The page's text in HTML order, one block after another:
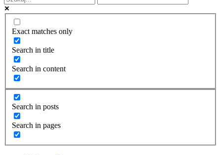
Exact matches only
Search in title
Search in content
Search in posts
Search in pages